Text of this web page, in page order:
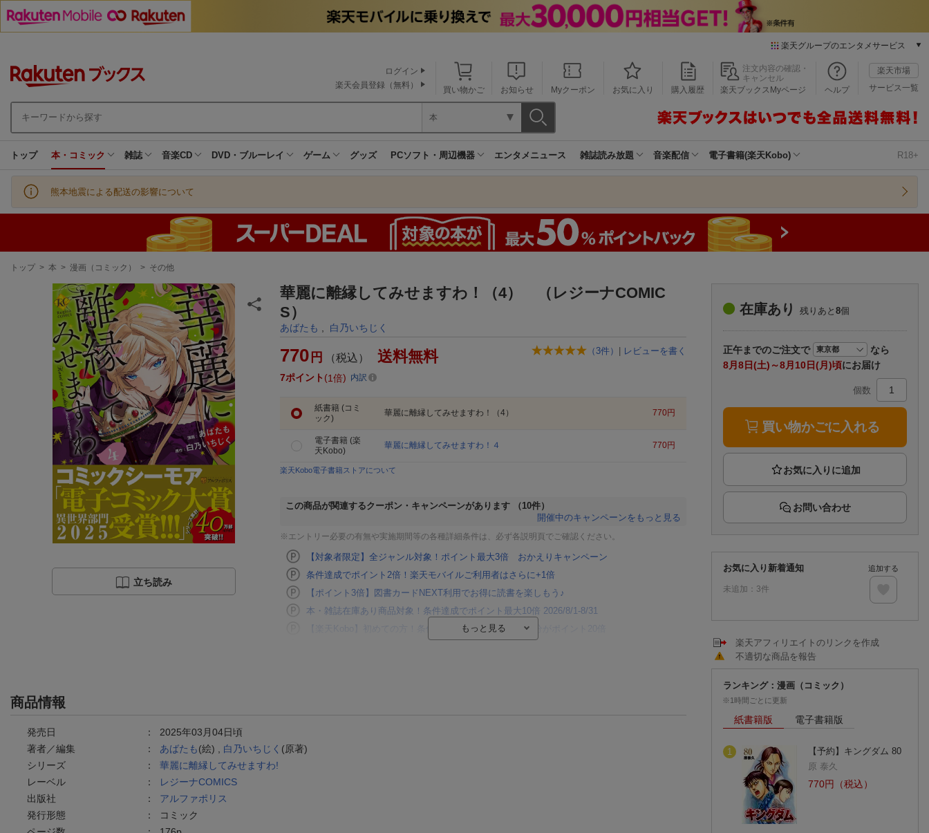
楽天グループのエンタメサービス
本/ゲーム/CD/DVD
楽天ブックス
楽天Kobo
楽天チケット
エンタメニュース
推し楽
買い物かご お知らせ Myクーポン お気に入り 購入履歴
注文内容の確認・
キャンセル
楽天ブックスMyページ
ヘルプ
楽天市場
サービス一覧
ログイン
楽天会員登録（無料）
本
トップ 本・コミック 雑誌 音楽CD DVD・ブルーレイ ゲーム グッズ PCソフト・周辺機器 エンタメニュース 雑誌読み放題 音楽配信 電子書籍(楽天Kobo) R18+
熊本地震による配送の影響について
現
トップ > 本 > 漫画（コミック） > その他
立ち読み
華麗に離縁してみせますわ！（4） （レジーナCOMIC
S）
あばたも 白乃いちじく
（ 3件） | レビューを書く
770 円 （税込） 送料無料
7ポイント 1倍 内訳
紙書籍 (コミ
ック)
華麗に離縁してみせますわ！（4） 770円
電子書籍 (楽
天Kobo)
華麗に離縁してみせますわ！４ 770円
楽天Kobo電子書籍ストアについて
この商品が関連するクーポン・キャンペーンがあります
（10件）
開催中のキャンペーンをもっと見る
※エントリー必要の有無や実施期間等の各種詳細条件は、必ず各説明頁でご確認ください。
【対象者限定】全ジャンル対象！ポイント最大3倍 おかえりキャンペーン
条件達成でポイント2倍！楽天モバイルご利用者はさらに+1倍
【ポイント3倍】図書カードNEXT利用でお得に読書を楽しもう♪
本・雑誌在庫あり商品対象！条件達成でポイント最大10倍 2026/8/1-8/31
【楽天Kobo】初めての方！条件達成で楽天ブックス購入分がポイント20倍
商品情報
発売日 ： 2025年03月04日頃
著者／編集
： あばたも(絵) , 白乃いちじく (原著)
シリーズ
： 華麗に離縁してみせますわ!
レーベル
：
レジーナCOMICS
出版社
： アルファポリス
発行形態
：
コミック
在庫あり 残りあと 8個
正午までのご注文で
なら
8月8日(土)～8月10日(月)頃にお届け
個数
買い物かごに入れる
お問い合わせ
お気に入り新着通知
未追加： 3件
追加する
楽天アフィリエイトのリンクを作成
不適切な商品を報告
ランキング：漫画（コミック）
※1時間ごとに更新
紙書籍版 電子書籍版
1
【予約】キングダム 80
原 泰久
770円（税込）